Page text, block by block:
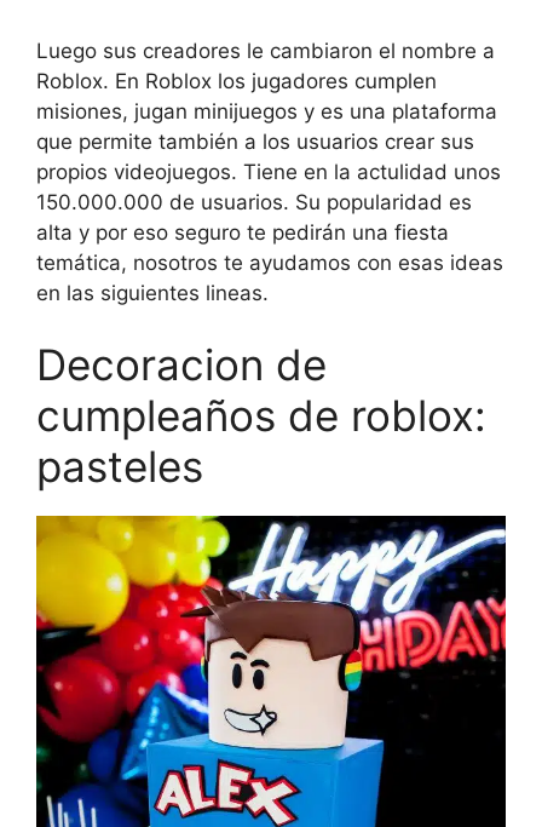
Luego sus creadores le cambiaron el nombre a
Roblox. En Roblox los jugadores cumplen
misiones, jugan minijuegos y es una plataforma
que permite también a los usuarios crear sus
propios videojuegos. Tiene en la actulidad unos
150.000.000 de usuarios. Su popularidad es
alta y por eso seguro te pedirán una fiesta
temática, nosotros te ayudamos con esas ideas
en las siguientes lineas.
Decoracion de
cumpleaños de roblox:
pasteles